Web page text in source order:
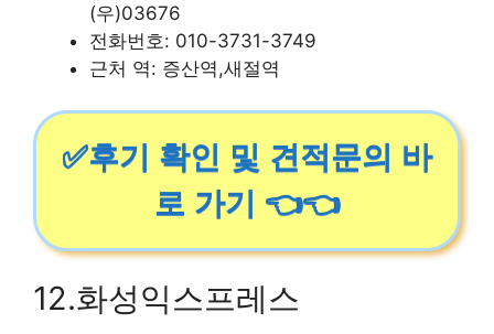
(우)03676
전화번호: 010-3731-3749
근처 역: 증산역,새절역
✅후기 확인 및 견적문의 바
로 가기 👈👈
12.화성익스프레스